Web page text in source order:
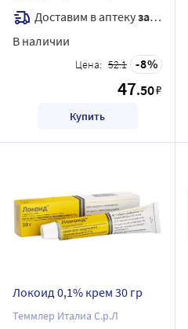
Доставим в аптекузавтра
В наличии
Цена: 52.1 8
47.50₽
Купить
Локоид 0,1% крем 30 гр
Теммлер Италиа С.р.Л